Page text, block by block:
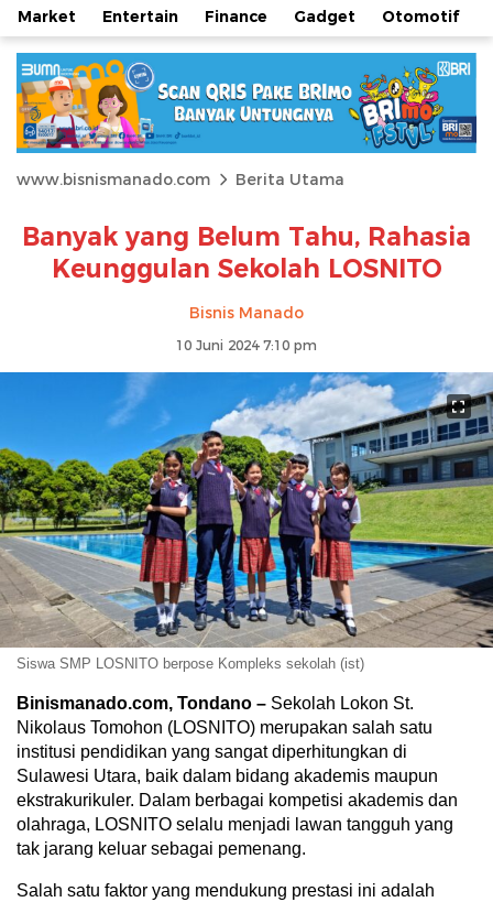
Market Entertain Finance Gadget Otomotif
www.bisnismanado.com Berita Utama
Banyak yang Belum Tahu, Rahasia
Keunggulan Sekolah LOSNITO
Bisnis Manado
10 Juni 2024 7:10 pm
Siswa SMP LOSNITO berpose Kompleks sekolah (ist)
Binismanado.com, Tondano – Sekolah Lokon St.
Nikolaus Tomohon (LOSNITO) merupakan salah satu
institusi pendidikan yang sangat diperhitungkan di
Sulawesi Utara, baik dalam bidang akademis maupun
ekstrakurikuler. Dalam berbagai kompetisi akademis dan
olahraga, LOSNITO selalu menjadi lawan tangguh yang
tak jarang keluar sebagai pemenang.
Salah satu faktor yang mendukung prestasi ini adalah